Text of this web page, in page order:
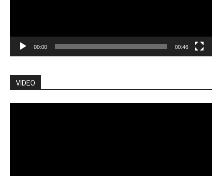
00:00 00:46
VIDEO